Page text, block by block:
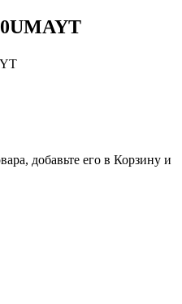
добавьте его в Корзину и